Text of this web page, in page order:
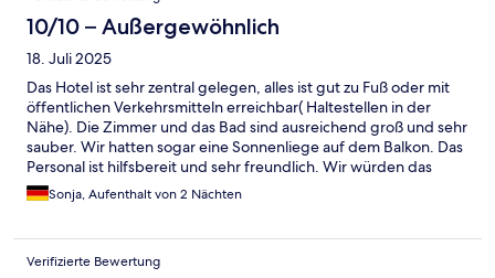
10/10 – Außergewöhnlich
18. Juli 2025
Das Hotel ist sehr zentral gelegen, alles ist gut zu Fuß oder mit
öffentlichen Verkehrsmitteln erreichbar( Haltestellen in der
Nähe). Die Zimmer und das Bad sind ausreichend groß und sehr
sauber. Wir hatten sogar eine Sonnenliege auf dem Balkon. Das
Personal ist hilfsbereit und sehr freundlich. Wir würden das
Hotel definitiv ein weiteres Mal buchen!
Sonja, Aufenthalt von 2 Nächten
Verifizierte Bewertung